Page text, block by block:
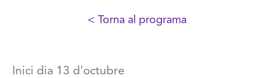
< Torna al programa
Inici dia 13 d'octubre